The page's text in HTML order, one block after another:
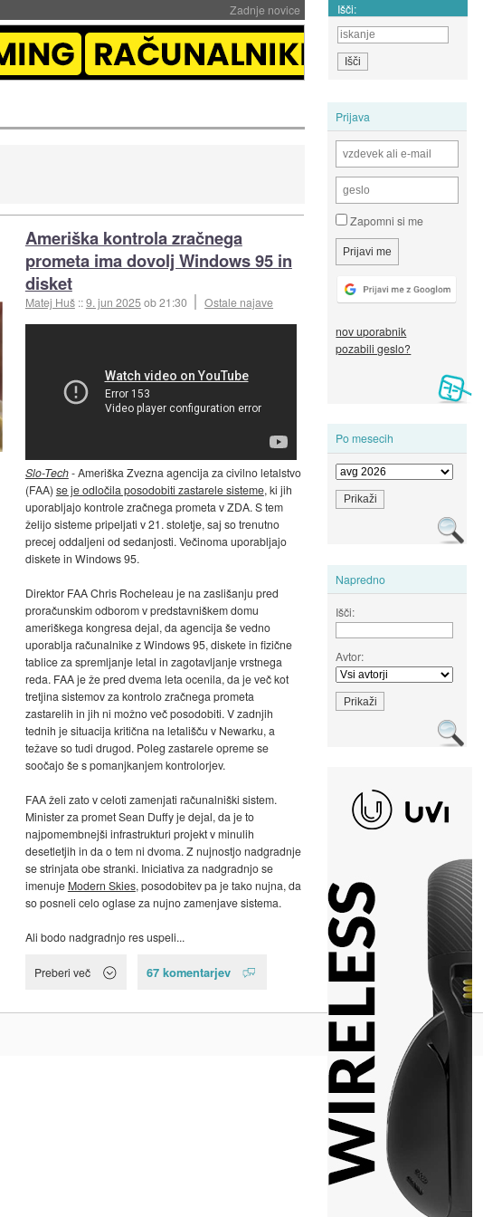
Zadnje novice Išči:
Prijava
Zapomni si me
nov uporabnik
pozabili geslo?
Po mesecih
Napredno
Išči:
Avtor:
Ameriška kontrola zračnega
prometa ima dovolj Windows 95 in
disket
Matej Huš ::9. jun 2025ob 21:30 Ostale najave
Slo-Tech- Ameriška Zvezna agencija za civilno letalstvo
(FAA) se je odločila posodobiti zastarele sisteme, ki jih
uporabljajo kontrole zračnega prometa v ZDA. S tem
želijo sisteme pripeljati v 21. stoletje, saj so trenutno
precej oddaljeni od sedanjosti. Večinoma uporabljajo
diskete in Windows 95.
Direktor FAA Chris Rocheleau je na zaslišanju pred
proračunskim odborom v predstavniškem domu
ameriškega kongresa dejal, da agencija še vedno
uporablja računalnike z Windows 95, diskete in fizične
tablice za spremljanje letal in zagotavljanje vrstnega
reda. FAA je že pred dvema leta ocenila, da je več kot
tretjina sistemov za kontrolo zračnega prometa
zastarelih in jih ni možno več posodobiti. V zadnjih
tednih je situacija kritična na letališču v Newarku, a
težave so tudi drugod. Poleg zastarele opreme se
soočajo še s pomanjkanjem kontrolorjev.
FAA želi zato v celoti zamenjati računalniški sistem.
Minister za promet Sean Duffy je dejal, da je to
najpomembnejši infrastrukturi projekt v minulih
desetletjih in da o tem ni dvoma. Z nujnostjo nadgradnje
se strinjata obe stranki. Iniciativa za nadgradnjo se
imenuje Modern Skies, posodobitev pa je tako nujna, da
so posneli celo oglase za nujno zamenjave sistema.
Ali bodo nadgradnjo res uspeli...
Preberi več 67 komentarjev